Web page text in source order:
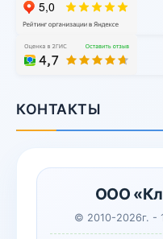
КОНТАКТЫ
ООО
© 2010-2026г. -